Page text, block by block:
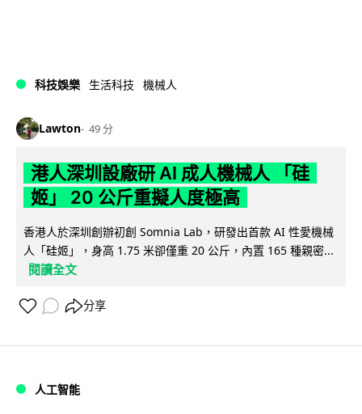
科技娛樂 生活科技 機械人
Lawton 49 分
港人深圳設廠研 AI 成人機械人 「硅
姬」 20 公斤重擬人度極高
香港人於深圳創辦初創 Somnia Lab，研發出首款 AI 性愛機械
人「硅姬」，身高 1.75 米卻僅重 20 公斤，內置 165 種親密...
閱讀全文
分享
人工智能